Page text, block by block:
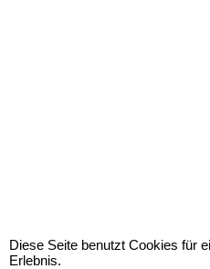
Taufkerzen-
Diese Seite benutzt Cookies für
Erlebnis.